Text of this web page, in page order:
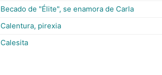
Becado de "Élite", se enamora de Carla
Calentura, pirexia
Calesita